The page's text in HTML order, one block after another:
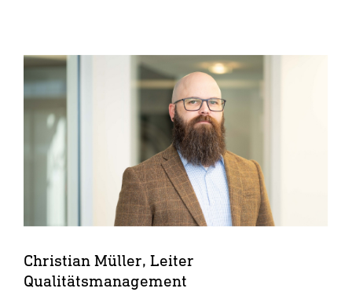
Christian Müller, Leiter
Qualitätsmanagement